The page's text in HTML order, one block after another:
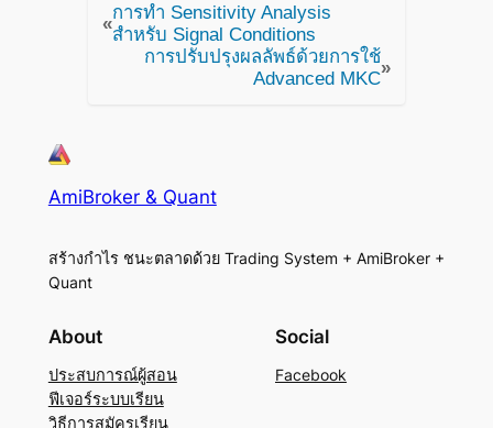
«
การทำ Sensitivity Analysis
สำหรับ Signal Conditions
การปรับปรุงผลลัพธ์ด้วยการใช้
Advanced MKC
»
AmiBroker & Quant
สร้างกำไร ชนะตลาดด้วย Trading System + AmiBroker +
Quant
About
ประสบการณ์ผู้สอน
ฟีเจอร์ระบบเรียน
วิธีการสมัครเรียน
Social
Facebook